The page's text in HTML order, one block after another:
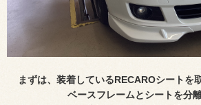
まずは、装着しているRECAROシートを
ベースフレームとシートを分離